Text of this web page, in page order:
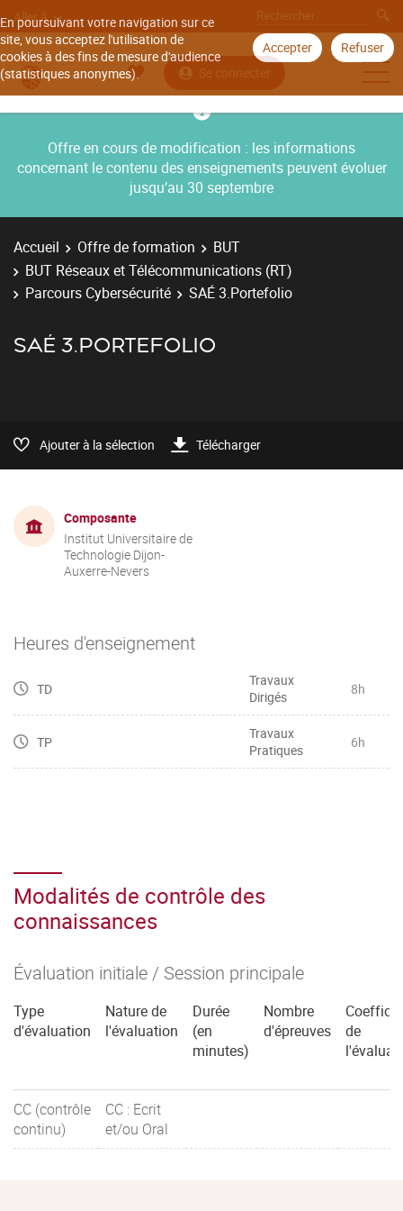
En poursuivant votre navigation sur ce
site, vous acceptez l'utilisation de
cookies à des fins de mesure d'audience
(statistiques anonymes).
Accepter Refuser
Aller à
Se connecter
Offre en cours de modification : les informations
concernant le contenu des enseignements peuvent évoluer
jusqu’au 30 septembre
Accueil Offre de formation
BUT
BUT Réseaux et Télécommunications (RT)
Parcours Cybersécurité
SAÉ 3.Portefolio
SAÉ 3.PORTEFOLIO
Ajouter à la sélection Télécharger
Composante
Institut Universitaire de
Technologie Dijon-
Auxerre-Nevers
Heures d'enseignement
TD
Travaux
Dirigés
8h
TP
Travaux
Pratiques
6h
Modalités de contrôle des
connaissances
Évaluation initiale / Session principale
Type
d'évaluation
Nature de
l'évaluation
Durée
(en
minutes)
Nombre
d'épreuves
de
CC (contrôle
continu)
CC : Ecrit
et/ou Oral